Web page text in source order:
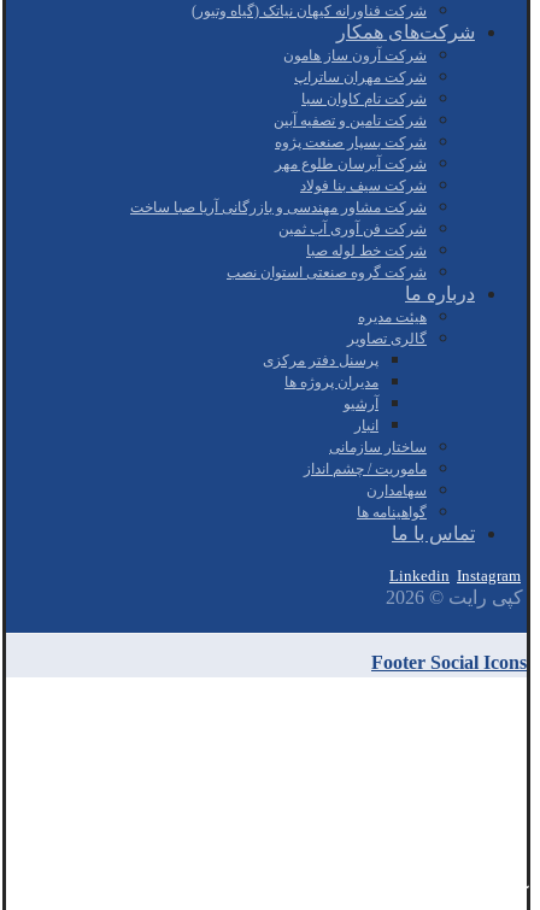
شرکت فناورانه کیهان نیاتک (گیاه وتیور)
شرکت‌های همکار
شرکت آرون ساز هامون
شرکت مهران ساتراپ
شرکت تام کاوان سبا
شرکت تامین و تصفیه آبین
شرکت بسپار صنعت پژوه
شرکت آبرسان طلوع مهر
شرکت سیف بنا فولاد
شرکت مشاور مهندسی و بازرگانی آریا صبا ساخت
شرکت فن آوری آب ثمین
شرکت خط لوله صبا
شرکت گروه صنعتی استوان نصب
درباره ما
هیئت مدیره
گالری تصاویر
پرسنل دفتر مرکزی
مدیران پروژه ها
آرشیو
انبار
ساختار سازمانی
ماموریت / چشم انداز
سهامدارن
گواهینامه ها
تماس با ما
Linkedin Instagram
کپی رایت © 2026
Footer Social Icons